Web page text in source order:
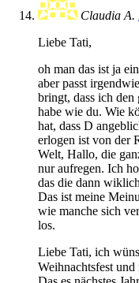
Claudia A.
Liebe Tati,
oh man das ist ja
aber passt
bringt, dass ich den
habe wie du. Wie
hat, dass D
erlogen ist von der
Welt, Hallo, die
nur aufregen. Ich
das die dann
Das ist meine
wie manche sich
los.
Liebe Tati, ich
Weihnachtsfest